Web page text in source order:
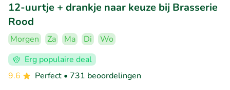
12-uurtje + drankje naar keuze bij Brasserie
Rood
Morgen Za Ma Di
Wo
Erg populaire deal
9.6
Perfect • 731 beoordelingen